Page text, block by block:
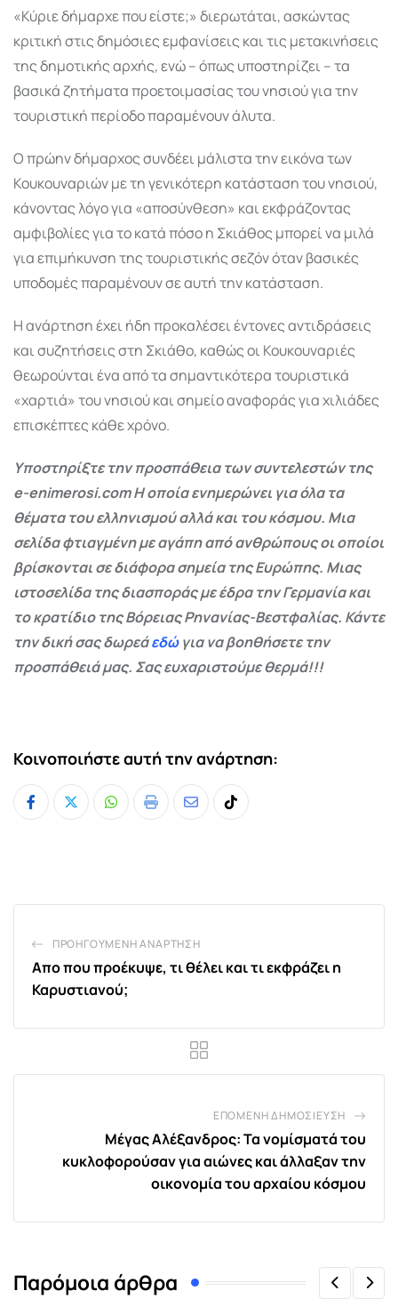
«Κύριε δήμαρχε που είστε;» διερωτάται, ασκώντας
κριτική στις δημόσιες εμφανίσεις και τις μετακινήσεις
της δημοτικής αρχής, ενώ – όπως υποστηρίζει – τα
βασικά ζητήματα προετοιμασίας του νησιού για την
τουριστική περίοδο παραμένουν άλυτα.
Ο πρώην δήμαρχος συνδέει μάλιστα την εικόνα των
Κουκουναριών με τη γενικότερη κατάσταση του νησιού,
κάνοντας λόγο για «αποσύνθεση» και εκφράζοντας
αμφιβολίες για το κατά πόσο η Σκιάθος μπορεί να μιλά
για επιμήκυνση της τουριστικής σεζόν όταν βασικές
υποδομές παραμένουν σε αυτή την κατάσταση.
Η ανάρτηση έχει ήδη προκαλέσει έντονες αντιδράσεις
και συζητήσεις στη Σκιάθο, καθώς οι Κουκουναριές
θεωρούνται ένα από τα σημαντικότερα τουριστικά
«χαρτιά» του νησιού και σημείο αναφοράς για χιλιάδες
επισκέπτες κάθε χρόνο.
Υποστηρίξτε την προσπάθεια των συντελεστών της
e-enimerosi.com Η οποία ενημερώνει για όλα τα
θέματα του ελληνισμού αλλά και του κόσμου. Μια
σελίδα φτιαγμένη με αγάπη από ανθρώπους οι οποίοι
βρίσκονται σε διάφορα σημεία της Ευρώπης. Μιας
ιστοσελίδα της διασποράς με έδρα την Γερμανία και
το κρατίδιο της Βόρειας Ρηνανίας-Βεστφαλίας. Κάντε
την δική σας δωρεάεδώγια να βοηθήσετε την
προσπάθειά μας. Σας ευχαριστούμε θερμά!!!
Κοινοποιήστε αυτή την ανάρτηση:
Whatsapp
Print
ShareTiktok
ΠΡΟΗΓΟΎΜΕΝΗ ΑΝΆΡΤΗΣΗ
Απο που προέκυψε, τι θέλει και τι εκφράζει η
Καρυστιανού;
ΕΠΌΜΕΝΗ ΔΗΜΟΣΊΕΥΣΗ
Μέγας Αλέξανδρος: Τα νομίσματά του
κυκλοφορούσαν για αιώνες και άλλαξαν την
οικονομία του αρχαίου κόσμου
Παρόμοια άρθρα